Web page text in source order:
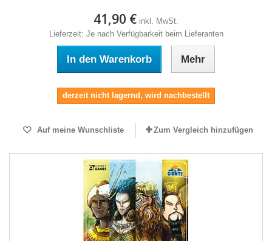
41,90 € inkl. MwSt.
Lieferzeit: Je nach Verfügbarkeit beim Lieferanten
In den Warenkorb Mehr
derzeit nicht lagernd, wird nachbestellt
Auf meine Wunschliste Zum Vergleich hinzufügen